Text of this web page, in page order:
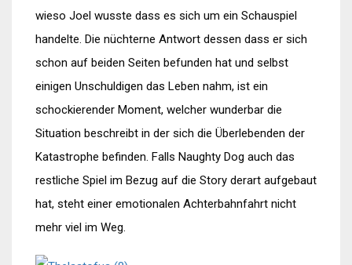
wieso Joel wusste dass es sich um ein Schauspiel
handelte. Die nüchterne Antwort dessen dass er sich
schon auf beiden Seiten befunden hat und selbst
einigen Unschuldigen das Leben nahm, ist ein
schockierender Moment, welcher wunderbar die
Situation beschreibt in der sich die Überlebenden der
Katastrophe befinden. Falls Naughty Dog auch das
restliche Spiel im Bezug auf die Story derart aufgebaut
hat, steht einer emotionalen Achterbahnfahrt nicht
mehr viel im Weg.